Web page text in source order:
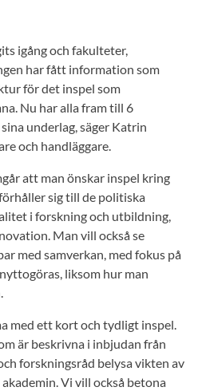
igång och fakulteter,
har fått information som
för det inspel som
Nu har alla fram till 6
underlag, säger Katrin
och handläggare.
att man önskar inspel kring
sig till de politiska
i forskning och utbildning,
Man vill också se
med samverkan, med fokus på
liksom hur man
med ett kort och tydligt inspel.
är beskrivna i inbjudan från
forskningsråd belysa vikten av
Vi vill också betona